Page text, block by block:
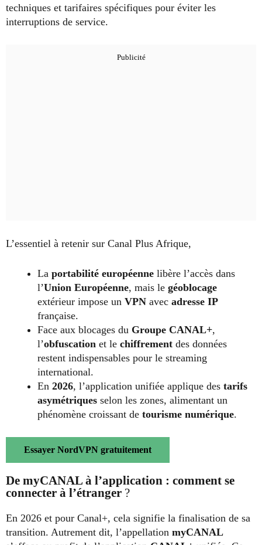
techniques et tarifaires spécifiques pour éviter les
interruptions de service.
L’essentiel à retenir sur Canal Plus Afrique,
La portabilité européenne libère l’accès dans
l’Union Européenne, mais le géoblocage
extérieur impose un VPN avec adresse IP
française.
Face aux blocages du Groupe CANAL+,
l’obfuscation et le chiffrement des données
restent indispensables pour le streaming
international.
En 2026, l’application unifiée applique des tarifs
asymétriques selon les zones, alimentant un
phénomène croissant de tourisme numérique.
Essayer NordVPN gratuitement
De myCANAL à l’application : comment se
connecter à l’étranger ?
En 2026 et pour Canal+, cela signifie la finalisation de sa
transition. Autrement dit, l’appellation myCANAL